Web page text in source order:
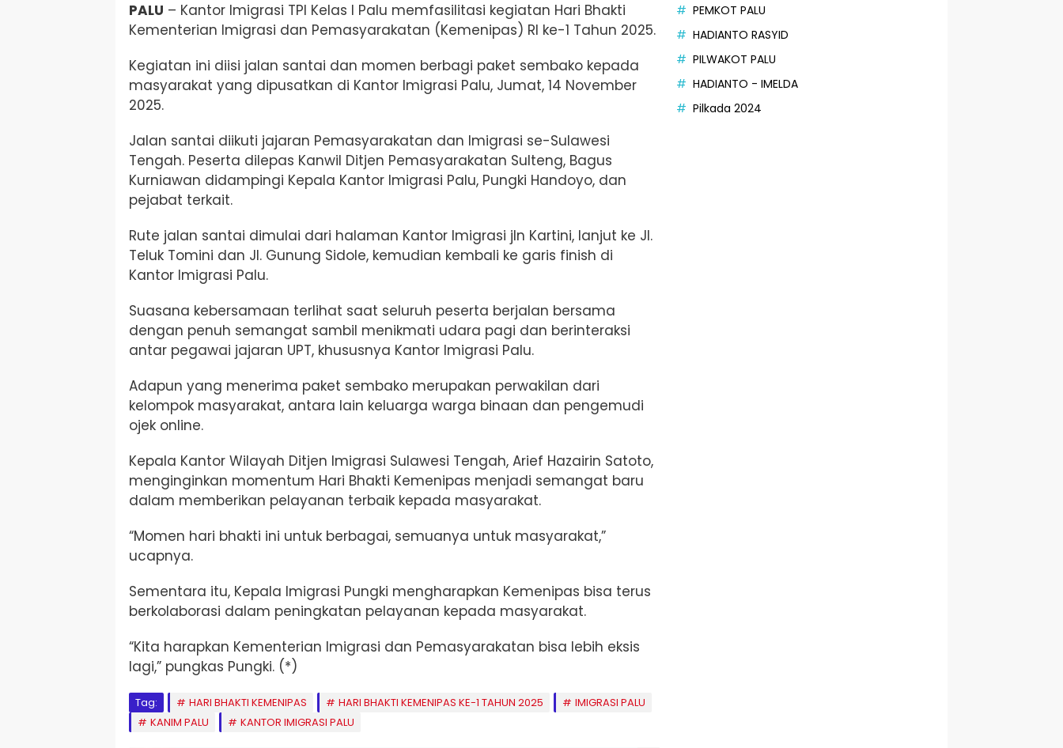
PALU – Kantor Imigrasi TPI Kelas I Palu memfasilitasi kegiatan Hari Bhakti
Kementerian Imigrasi dan Pemasyarakatan (Kemenipas) RI ke-1 Tahun 2025.
Kegiatan ini diisi jalan santai dan momen berbagi paket sembako kepada
masyarakat yang dipusatkan di Kantor Imigrasi Palu, Jumat, 14 November
2025.
Jalan santai diikuti jajaran Pemasyarakatan dan Imigrasi se-Sulawesi
Tengah. Peserta dilepas Kanwil Ditjen Pemasyarakatan Sulteng, Bagus
Kurniawan didampingi Kepala Kantor Imigrasi Palu, Pungki Handoyo, dan
pejabat terkait.
Rute jalan santai dimulai dari halaman Kantor Imigrasi jln Kartini, lanjut ke Jl.
Teluk Tomini dan Jl. Gunung Sidole, kemudian kembali ke garis finish di
Kantor Imigrasi Palu.
Suasana kebersamaan terlihat saat seluruh peserta berjalan bersama
dengan penuh semangat sambil menikmati udara pagi dan berinteraksi
antar pegawai jajaran UPT, khususnya Kantor Imigrasi Palu.
Adapun yang menerima paket sembako merupakan perwakilan dari
kelompok masyarakat, antara lain keluarga warga binaan dan pengemudi
ojek online.
Kepala Kantor Wilayah Ditjen Imigrasi Sulawesi Tengah, Arief Hazairin Satoto,
menginginkan momentum Hari Bhakti Kemenipas menjadi semangat baru
dalam memberikan pelayanan terbaik kepada masyarakat.
“Momen hari bhakti ini untuk berbagai, semuanya untuk masyarakat,”
ucapnya.
Sementara itu, Kepala Imigrasi Pungki mengharapkan Kemenipas bisa terus
berkolaborasi dalam peningkatan pelayanan kepada masyarakat.
“Kita harapkan Kementerian Imigrasi dan Pemasyarakatan bisa lebih eksis
lagi,” pungkas Pungki. (*)
Tag: HARI BHAKTI KEMENIPAS HARI BHAKTI KEMENIPAS KE-1 TAHUN 2025
IMIGRASI PALU
KANIM PALU
KANTOR IMIGRASI PALU
PEMKOT PALU
HADIANTO RASYID
PILWAKOT PALU
HADIANTO - IMELDA
Pilkada 2024